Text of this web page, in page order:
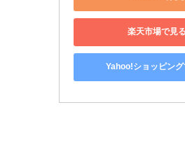
楽天市場で見る
Yahoo!ショッピング